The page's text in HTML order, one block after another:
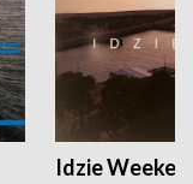
Idzie